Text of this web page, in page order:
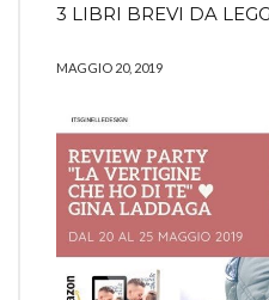
3 LIBRI BREVI DA
MAGGIO 20, 2019